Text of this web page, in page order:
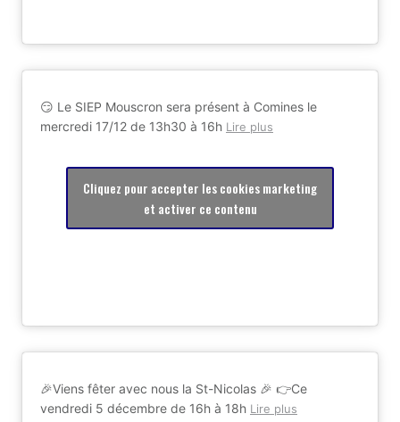
😏 Le SIEP Mouscron sera présent à Comines le
mercredi 17/12 de 13h30 à 16h Lire plus
Cliquez pour accepter les cookies marketing
et activer ce contenu
🎉Viens fêter avec nous la St-Nicolas 🎉 👉Ce
vendredi 5 décembre de 16h à 18h Lire plus